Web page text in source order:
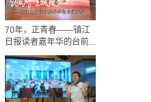
70年，正青春——镇江
日报读者嘉年华的台前...